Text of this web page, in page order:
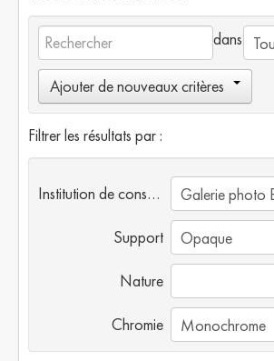
dans
Ajouter de nouveaux critères
Filtrer les résultats par :
Institution de conservation
Support
Nature
Chromie